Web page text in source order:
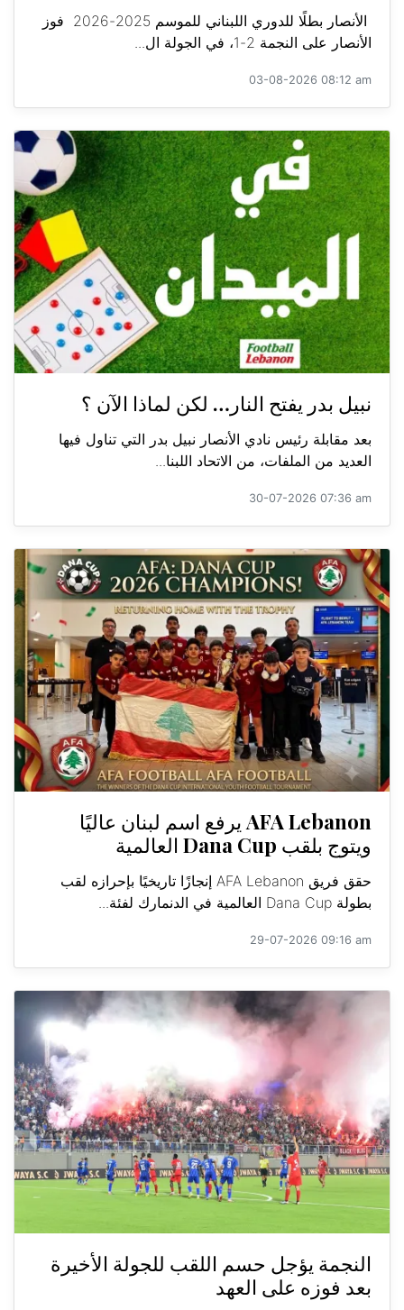
الأنصار بطلًا للدوري اللبناني للموسم 2025-2026 فوز
الأنصار على النجمة 2-1، في الجولة ال...
03-08-2026 08:12 am
نبيل بدر يفتح النار… لكن لماذا الآن ؟
بعد مقابلة رئيس نادي الأنصار نبيل بدر التي تناول فيها
العديد من الملفات، من الاتحاد اللبنا...
30-07-2026 07:36 am
AFA Lebanon يرفع اسم لبنان عاليًا
ويتوج بلقب Dana Cup العالمية
حقق فريق AFA Lebanon إنجازًا تاريخيًا بإحرازه لقب
بطولة Dana Cup العالمية في الدنمارك لفئة...
29-07-2026 09:16 am
النجمة يؤجل حسم اللقب للجولة الأخيرة
بعد فوزه على العهد